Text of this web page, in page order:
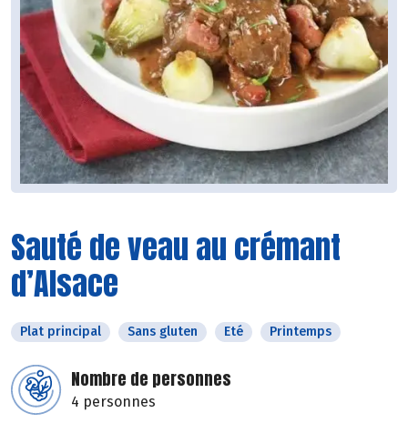
Sauté de veau au crémant
d’Alsace
Plat principal Sans gluten Eté Printemps
Nombre de personnes
4 personnes